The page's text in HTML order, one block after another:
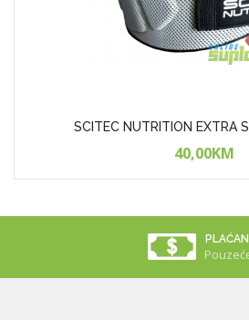
SCITEC NUTRITION EXTRA
40,00KM